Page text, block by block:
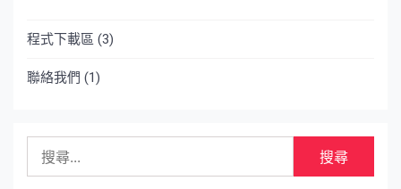
程式下載區 (3)
聯絡我們 (1)